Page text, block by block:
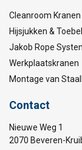
Cleanroom Kranen
Hijsjukken &
Jakob Rope
Werkplaatskranen
Montage van
Contact
Nieuwe Weg 1
2070 Beveren-